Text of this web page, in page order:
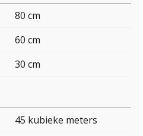
80 cm
60 cm
30 cm
45 kubieke meters